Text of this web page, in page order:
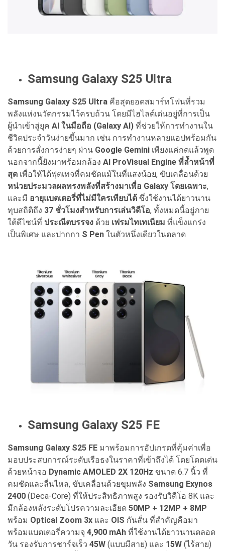
Samsung Galaxy S25 Ultra
Samsung Galaxy S25 Ultra คือสุดยอดสมาร์ทโฟนที่รวม
พลังแห่งนวัตกรรมไว้ครบถ้วน โดยมีไฮไลต์เด่นอยู่ที่การเป็น
ผู้นำเข้าสู่ยุค AI ในมือถือ (Galaxy AI) ที่ช่วยให้การทำงานใน
ชีวิตประจำวันง่ายขึ้นมาก เช่น การทำงานหลายแอปพร้อมกัน
ด้วยการสั่งการง่ายๆ ผ่าน Google Gemini เพียงแค่กดแล้วพูด
นอกจากนี้ยังมาพร้อมกล้อง AI ProVisual Engine ที่ล้ำหน้าที่
สุด เพื่อให้ได้ฟุตเทจที่คมชัดแม้ในที่แสงน้อย, ขับเคลื่อนด้วย
หน่วยประมวลผลทรงพลังที่สร้างมาเพื่อ Galaxy โดยเฉพาะ,
และมี อายุแบตเตอรี่ที่ไม่มีใครเทียบได้ ซึ่งใช้งานได้ยาวนาน
ทุบสถิติถึง 37 ชั่วโมงสำหรับการเล่นวิดีโอ, ทั้งหมดนี้อยู่ภาย
ใต้ดีไซน์ที่ ประณีตบรรจง ด้วย เฟรมไทเทเนียม ที่แข็งแกร่ง
เป็นพิเศษ และปากกา S Pen ในตัวหนึ่งเดียวในตลาด
Samsung Galaxy S25 FE
Samsung Galaxy S25 FE มาพร้อมการอัปเกรดที่คุ้มค่าเพื่อ
มอบประสบการณ์ระดับเรือธงในราคาที่เข้าถึงได้ โดยโดดเด่น
ด้วยหน้าจอ Dynamic AMOLED 2X 120Hz ขนาด 6.7 นิ้ว ที่
คมชัดและลื่นไหล, ขับเคลื่อนด้วยขุมพลัง Samsung Exynos
2400 (Deca-Core) ที่ให้ประสิทธิภาพสูง รองรับวิดีโอ 8K และ
มีกล้องหลังระดับโปรความละเอียด 50MP + 12MP + 8MP
พร้อม Optical Zoom 3x และ OIS กันสั่น ที่สำคัญคือมา
พร้อมแบตเตอรี่ความจุ 4,900 mAh ที่ใช้งานได้ยาวนานตลอด
วัน รองรับการชาร์จเร็ว 45W (แบบมีสาย) และ 15W (ไร้สาย)